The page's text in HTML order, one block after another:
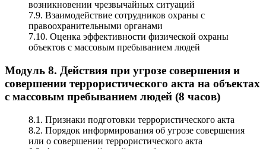
возникновении чрезвычайных ситуаций
7.9. Взаимодействие сотрудников охраны с
правоохранительными органами
7.10. Оценка эффективности физической охраны
объектов с массовым пребыванием людей
Модуль 8. Действия при угрозе совершения и
совершении террористического акта на объектах
с массовым пребыванием людей (8 часов)
8.1. Признаки подготовки террористического акта
8.2. Порядок информирования об угрозе совершения
или о совершении террористического акта